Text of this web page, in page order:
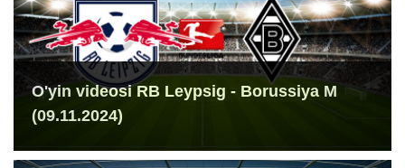
O'yin videosi RB Leypsig - Borussiya M
(09.11.2024)